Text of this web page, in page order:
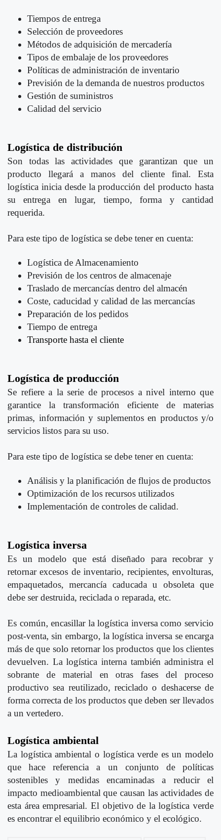
Tiempos de entrega
Selección de proveedores
Métodos de adquisición de mercadería
Tipos de embalaje de los proveedores
Políticas de administración de inventario
Previsión de la demanda de nuestros productos
Gestión de suministros
Calidad del servicio
Logística de distribución
Son todas las actividades que garantizan que un
producto llegará a manos del cliente final. Esta
logística inicia desde la producción del producto hasta
su entrega en lugar, tiempo, forma y cantidad
requerida.
Para este tipo de logística se debe tener en cuenta:
Logística de Almacenamiento
Previsión de los centros de almacenaje
Traslado de mercancías dentro del almacén
Coste, caducidad y calidad de las mercancías
Preparación de los pedidos
Tiempo de entrega
Transporte hasta el cliente
Logística de producción
Se refiere a la serie de procesos a nivel interno que
garantice la transformación eficiente de materias
primas, información y suplementos en productos y/o
servicios listos para su uso.
Para este tipo de logística se debe tener en cuenta:
Análisis y la planificación de flujos de productos
Optimización de los recursos utilizados
Implementación de controles de calidad.
Logística inversa
Es un modelo que está diseñado para recobrar y
retornar excesos de inventario, recipientes, envolturas,
empaquetados, mercancía caducada u obsoleta que
debe ser destruida, reciclada o reparada, etc.
Es común, encasillar la logística inversa como servicio
post-venta, sin embargo, la logística inversa se encarga
más de que solo retornar los productos que los clientes
devuelven. La logística interna también administra el
sobrante de material en otras fases del proceso
productivo sea reutilizado, reciclado o deshacerse de
forma correcta de los productos que deben ser llevados
a un vertedero.
Logística ambiental
La logística ambiental o logística verde es un modelo
que hace referencia a un conjunto de políticas
sostenibles y medidas encaminadas a reducir el
impacto medioambiental que causan las actividades de
esta área empresarial. El objetivo de la logística verde
es encontrar el equilibrio económico y el ecológico.